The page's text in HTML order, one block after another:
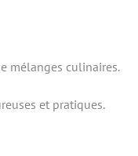
mélanges culinaires.
et pratiques.